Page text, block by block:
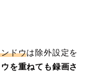
ドウは除外設定を
を重ねても録画さ